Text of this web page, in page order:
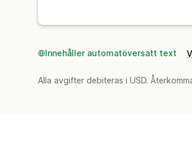
Innehåller automatöversatt text
Alla avgifter debiteras i USD.